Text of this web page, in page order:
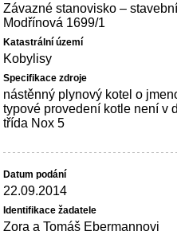
Závazné stanovisko –
Modřínová 1699/1
Kobylisy
nástěnný plynový kotel o
typové provedení kotle není v
třída Nox 5
22.09.2014
Zora a Tomáš Ebermannovi